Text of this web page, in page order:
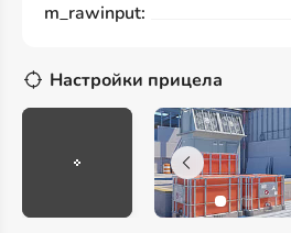
m_rawinput:
Настройки прицела